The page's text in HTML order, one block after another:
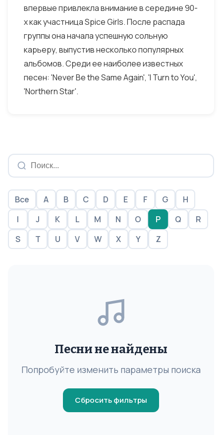
впервые привлекла внимание в середине 90-
х как участница Spice Girls. После распада
группы она начала успешную сольную
карьеру, выпустив несколько популярных
альбомов. Среди ее наиболее известных
песен: 'Never Be the Same Again', 'I Turn to You',
'Northern Star'.
Все A B C D E F G
H
I
J K L M N O P Q
R
S
T U V W X Y Z
Песни не найдены
Попробуйте изменить параметры поиска
Сбросить фильтры